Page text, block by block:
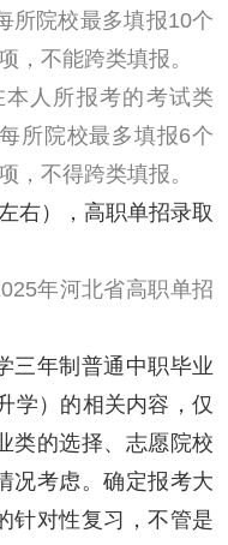
所院校最多填报10个
，不能跨类填报。
人所报考的考试类
所院校最多填报6个
，不得跨类填报。
右），高职单招录取
年河北省高职单招
三年制普通中职毕业
学）的相关内容，仅
类的选择、志愿院校
况考虑。确定报考大
针对性复习，不管是